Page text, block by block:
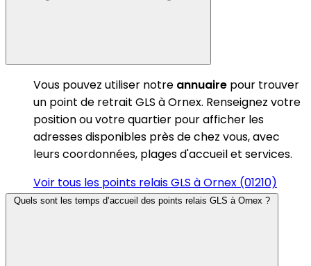
Vous pouvez utiliser notre annuaire pour trouver
un point de retrait GLS à Ornex. Renseignez votre
position ou votre quartier pour afficher les
adresses disponibles près de chez vous, avec
leurs coordonnées, plages d'accueil et services.
Voir tous les points relais GLS à Ornex (01210)
Quels sont les temps d’accueil des points relais GLS à Ornex ?